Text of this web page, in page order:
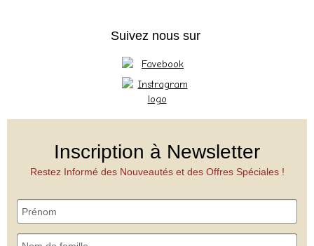
Suivez nous sur
Inscription à Newsletter
Restez Informé des Nouveautés et des Offres Spéciales !